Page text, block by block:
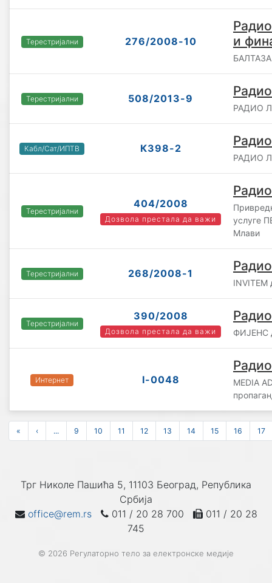
Терестријални 276/2008-10
и
Терестријални 508/2013-9
РАДИО
Кабл/Сат/ИПТВ К398-2
РАДИО
Терестријални
404/2008
Дозвола престала да важи
услуге
Млави
Терестријални 268/2008-1
INVITEM
Терестријални
390/2008
Дозвола престала да важи ФИЈЕНС
Интернет I-0048
MEDIA
« ‹ ... 9 10 11 12 13 14 15 16 17
Трг Николе Пашића 5, 11103 Београд, Република
Србија
office@rem.rs
011 / 20 28 700
011 / 20 28
745
© 2026 Регулаторно тело за електронске медије